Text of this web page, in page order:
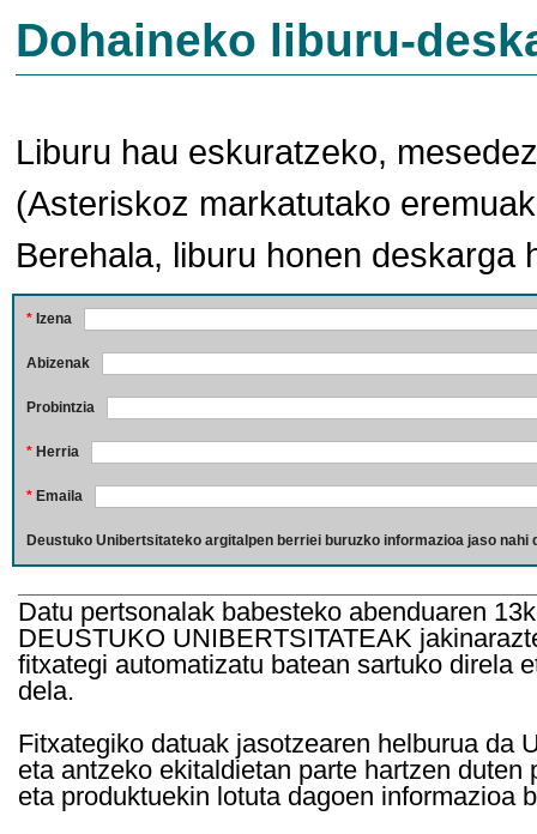
Dohaineko liburu-
Liburu hau eskuratzeko,
(Asteriskoz markatutako
Berehala, liburu honen deskarga
* Izena
Abizenak
Probintzia
* Herria
* Emaila
Deustuko Unibertsitateko argitalpen berriei buruzko informazioa jaso nahi
Datu pertsonalak babesteko abenduaren
DEUSTUKO UNIBERTSITATEAK
fitxategi automatizatu batean sartuko direla
dela.
Fitxategiko datuak jasotzearen helburua da
eta antzeko ekitaldietan parte hartzen
eta produktuekin lotuta dagoen informazioa